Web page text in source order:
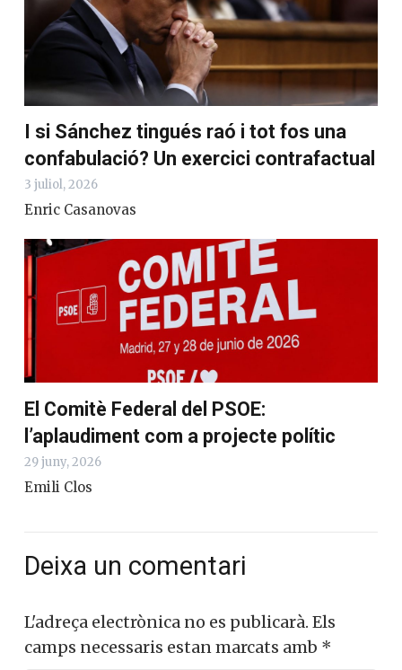
I si Sánchez tingués raó i tot fos una
confabulació? Un exercici contrafactual
3 juliol, 2026
Enric Casanovas
El Comitè Federal del PSOE:
l’aplaudiment com a projecte polític
29 juny, 2026
Emili Clos
Deixa un comentari
L'adreça electrònica no es publicarà. Els
camps necessaris estan marcats amb *